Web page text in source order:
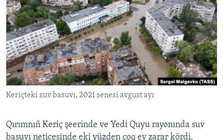
FİKİR
Русский
Українською
QOŞULIÑIZ!
RFE/RS bütün saytları
Keriçteki suv basuvı, 2021 senesi avgust ayı
Qırımnıñ Keriç şeerinde ve Yedi Quyu rayonında suv
basuvı neticesinde eki yüzden çoq ev zarar kördi,